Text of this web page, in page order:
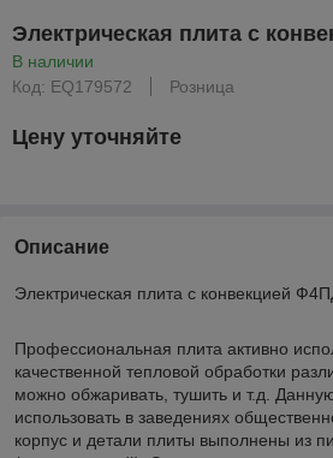
Электрическая плита с
В наличии
Код: EQ179572
Розница
Цену уточняйте
Описание
Электрическая плита с конвекцией
Профессиональная плита активно
качественной тепловой обработки
можно обжаривать, тушить и т.д.
использовать в заведениях
корпус и детали плиты выполнены из